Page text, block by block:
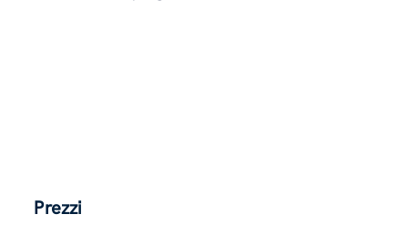
Prezzi